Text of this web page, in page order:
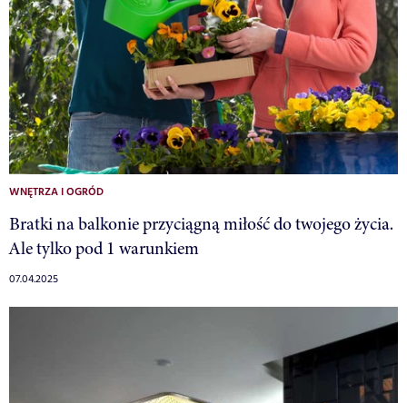
WNĘTRZA I OGRÓD
Bratki na balkonie przyciągną miłość do twojego życia.
Ale tylko pod 1 warunkiem
07.04.2025